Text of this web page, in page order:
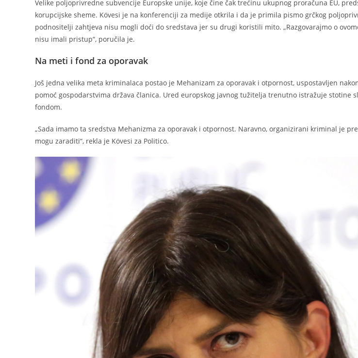
Velike poljoprivredne subvencije Europske unije, koje čine čak trećinu ukupnog proračuna EU,
korupcijske sheme. Kövesi je na konferenciji za medije otkrila i da je primila pismo grčkog
podnositelji zahtjeva nisu mogli doći do sredstava jer su drugi koristili mito. „Razgovarajmo o
nisu imali pristup“, poručila je.
Na meti i fond za oporavak
Još jedna velika meta kriminalaca postao je Mehanizam za oporavak i otpornost, uspostavljen
pomoć gospodarstvima država članica. Ured europskog javnog tužitelja trenutno istražuje stotine
fondom.
„Sada imamo ta sredstva Mehanizma za oporavak i otpornost. Naravno, organizirani kriminal je
mogu zaraditi“, rekla je Kövesi za Politico.